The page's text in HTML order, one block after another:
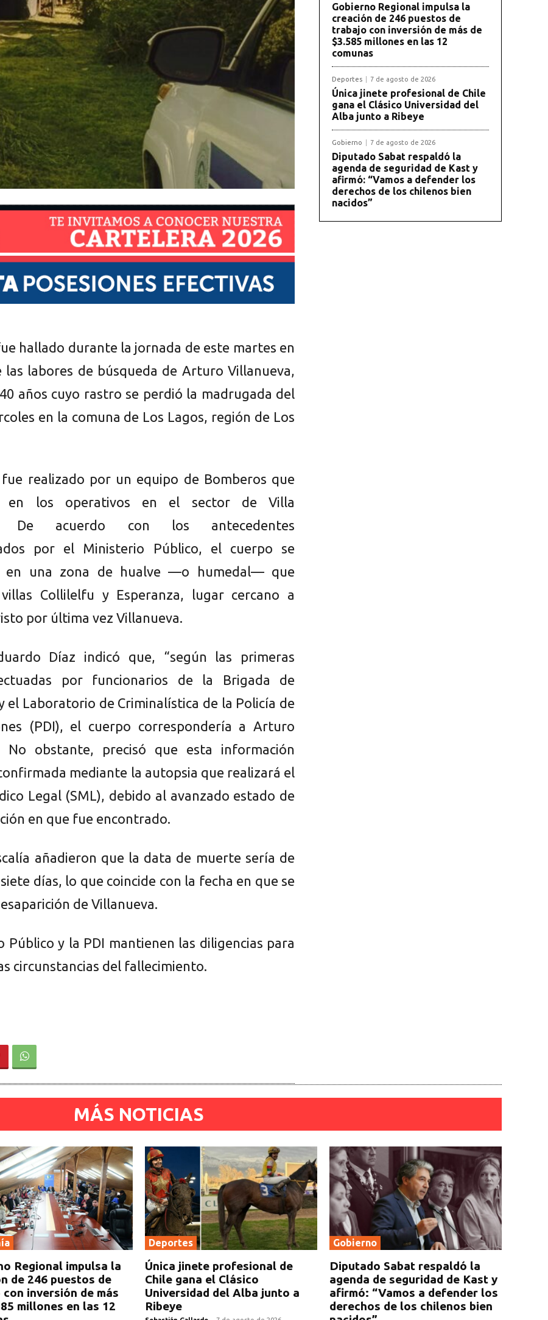
hallado durante la jornada de este martes en
las labores de búsqueda de Arturo Villanueva,
años cuyo rastro se perdió la madrugada del
en la comuna de Los Lagos, región de Los
realizado por un equipo de Bomberos que
en los operativos en el sector de Villa
De acuerdo con los antecedentes
por el Ministerio Público, el cuerpo se
en una zona de hualve —o humedal— que
Collilelfu y Esperanza, lugar cercano a
por última vez Villanueva.
Díaz indicó que, “según las primeras
por funcionarios de la Brigada de
el Laboratorio de Criminalística de la Policía de
(PDI), el cuerpo correspondería a Arturo
No obstante, precisó que esta información
mediante la autopsia que realizará el
Legal (SML), debido al avanzado estado de
en que fue encontrado.
añadieron que la data de muerte sería de
días, lo que coincide con la fecha en que se
de Villanueva.
Público y la PDI mantienen las diligencias para
circunstancias del fallecimiento.
Gobierno Regional impulsa la
creación de 246 puestos de
trabajo con inversión de más de
$3.585 millones en las 12
comunas
Deportes 7 de agosto de 2026
Única jinete profesional de Chile
gana el Clásico Universidad del
Alba junto a Ribeye
Gobierno 7 de agosto de 2026
Diputado Sabat respaldó la
agenda de seguridad de Kast y
afirmó: “Vamos a defender los
derechos de los chilenos bien
nacidos”
MÁS NOTICIAS
Regional impulsa la
de 246 puestos de
inversión de más
millones en las 12
Deportes
Única jinete profesional de
Chile gana el Clásico
Universidad del Alba junto a
Ribeye
Gobierno
Diputado Sabat respaldó la
agenda de seguridad de Kast y
afirmó: “Vamos a defender los
derechos de los chilenos bien